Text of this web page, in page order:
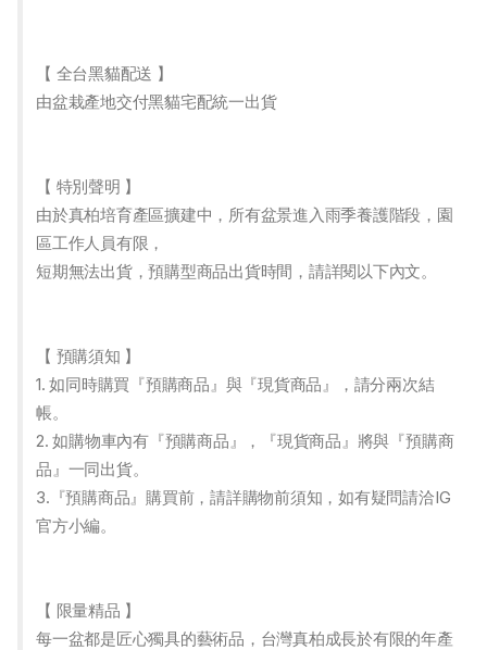
【 全台黑貓配送 】
由盆栽產地交付黑貓宅配統一出貨
【 特別聲明 】
由於真柏培育產區擴建中，所有盆景進入雨季養護階段，園
區工作人員有限，
短期無法出貨，預購型商品出貨時間，請詳閱以下內文。
【 預購須知 】
1. 如同時購買『預購商品』與『現貨商品』，請分兩次結
帳。
2. 如購物車內有『預購商品』，『現貨商品』將與『預購商
品』一同出貨。
3.『預購商品』購買前，請詳購物前須知，如有疑問請洽IG
官方小編。
【 限量精品 】
每一盆都是匠心獨具的藝術品，台灣真柏成長於有限的年產